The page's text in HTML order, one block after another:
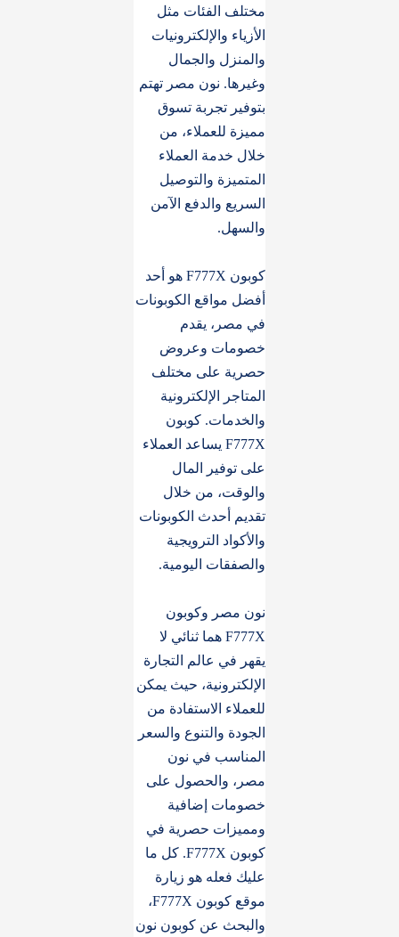
مختلف الفئات مثل
الأزياء والإلكترونيات
والمنزل والجمال
وغيرها. نون مصر تهتم
بتوفير تجربة تسوق
مميزة للعملاء، من
خلال خدمة العملاء
المتميزة والتوصيل
السريع والدفع الآمن
والسهل.
كوبون F777X هو أحد
أفضل مواقع الكوبونات
في مصر، يقدم
خصومات وعروض
حصرية على مختلف
المتاجر الإلكترونية
والخدمات. كوبون
F777X يساعد العملاء
على توفير المال
والوقت، من خلال
تقديم أحدث الكوبونات
والأكواد الترويجية
والصفقات اليومية.
نون مصر وكوبون
F777X هما ثنائي لا
يقهر في عالم التجارة
الإلكترونية، حيث يمكن
للعملاء الاستفادة من
الجودة والتنوع والسعر
المناسب في نون
مصر، والحصول على
خصومات إضافية
ومميزات حصرية في
كوبون F777X. كل ما
عليك فعله هو زيارة
موقع كوبون F777X،
والبحث عن كوبون نون